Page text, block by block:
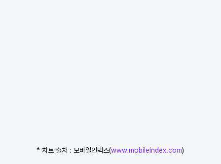
* 차트 출처 : 모바일인덱스(www.mobileindex.com)